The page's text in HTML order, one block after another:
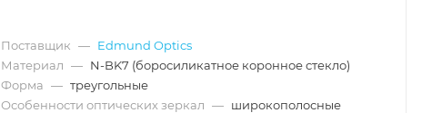
Поставщик — Edmund Optics
Материал — N-BK7 (боросиликатное коронное стекло)
Форма — треугольные
Особенности оптических зеркал — широкополосные